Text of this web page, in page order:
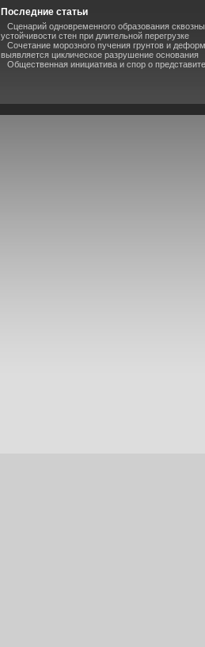
Последние статьи
Сценарий одновременного образования
устойчивости стен при длительной перегрузке
Сочетание морозного пучения грунтов и
выявляется циклическое разрушение основания
Общественная инициатива и спор о